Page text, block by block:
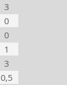
3
0
0
1
3
0,5